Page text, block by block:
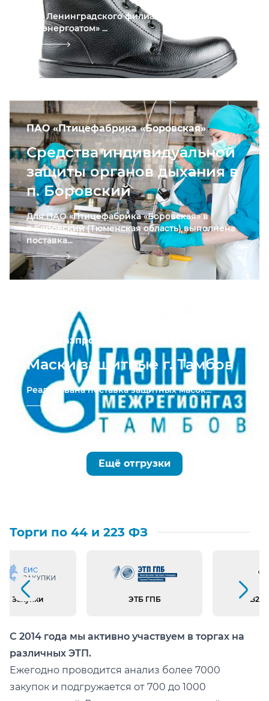
Для Ленинградского филиала АО «Концерн
Росэнергоатом» ...
ПАО «Птицефабрика «Боровская»
Средства индивидуальной
защиты органов дыхания в
п. Боровский
Для ПАО «Птицефабрика «Боровская» в
п.Боровский (Тюменская область) выполнена
поставка...
ООО «Газпром межрегионгаз Тамбов»
Маски защитные г. Тамбов
Реализована поставка защитных масок...
Ещё отгрузки
Торги по 44 и 223 ФЗ
Закупки ЭТБ ГПБ B2B
Предыдущий слайд
Следующий слайд
С 2014 года мы активно участвуем в торгах на
различных ЭТП.
Ежегодно проводится анализ более 7000
закупок и подгружается от 700 до 1000